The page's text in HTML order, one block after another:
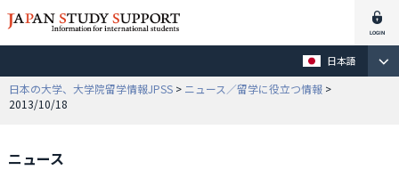
日本語
日本の大学、大学院留学情報JPSS > ニュース／留学に役立つ情報 >
2013/10/18
ニュース